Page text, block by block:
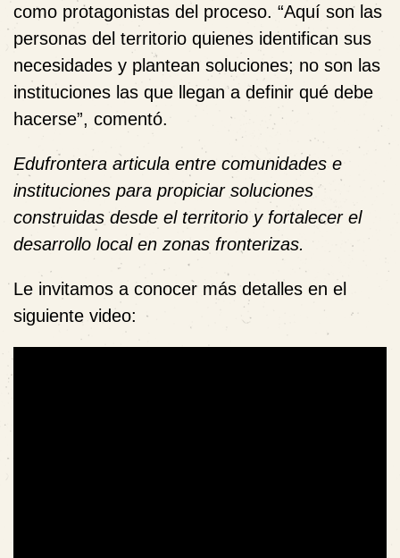
como protagonistas del proceso. “Aquí son las
personas del territorio quienes identifican sus
necesidades y plantean soluciones; no son las
instituciones las que llegan a definir qué debe
hacerse”, comentó.
Edufrontera articula entre comunidades e
instituciones para propiciar soluciones
construidas desde el territorio y fortalecer el
desarrollo local en zonas fronterizas.
Le invitamos a conocer más detalles en el
siguiente video: